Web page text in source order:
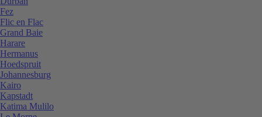
Fez
Flic en Flac
Grand Baie
Harare
Hermanus
Hoedspruit
Johannesburg
Kairo
Kapstadt
Katima Mulilo